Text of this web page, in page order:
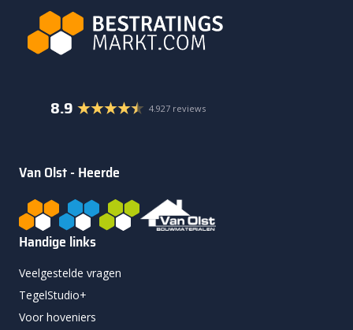
8.9 4.927 reviews
Van Olst - Heerde
Handige links
Veelgestelde vragen
TegelStudio+
Voor hoveniers